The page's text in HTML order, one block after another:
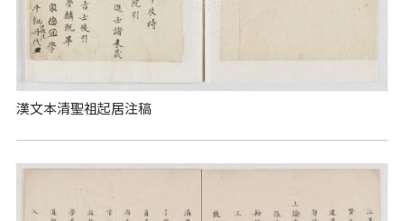
漢文本清聖祖起居注稿